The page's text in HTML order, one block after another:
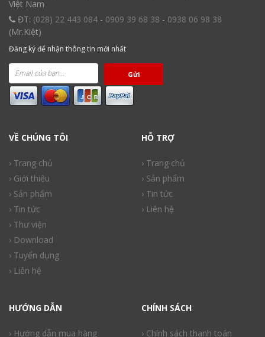
Việt Nam
ĐT: (028) 22 443 084 - 0909 39 68 38 - 0938 06 98 38
(Mr.Kiệt)
Đăng ký để nhận thông tin mới nhất
Gửi
VỀ CHÚNG TÔI
› Trang chủ
› Giới thiệu
› Sản phẩm
› Tin tức
› Thư viện
› Download
› Tuyển dụng
› Liên hệ
HỖ TRỢ
› Trang chủ
› Sản phẩm
› Tin tức
› Liên hệ
HƯỚNG DẪN
› Hướng dẫn mua hàng
CHÍNH SÁCH
› Chính sách thanh toán